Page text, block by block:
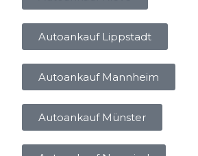
Autoankauf Lippstadt
Autoankauf Mannheim
Autoankauf Münster